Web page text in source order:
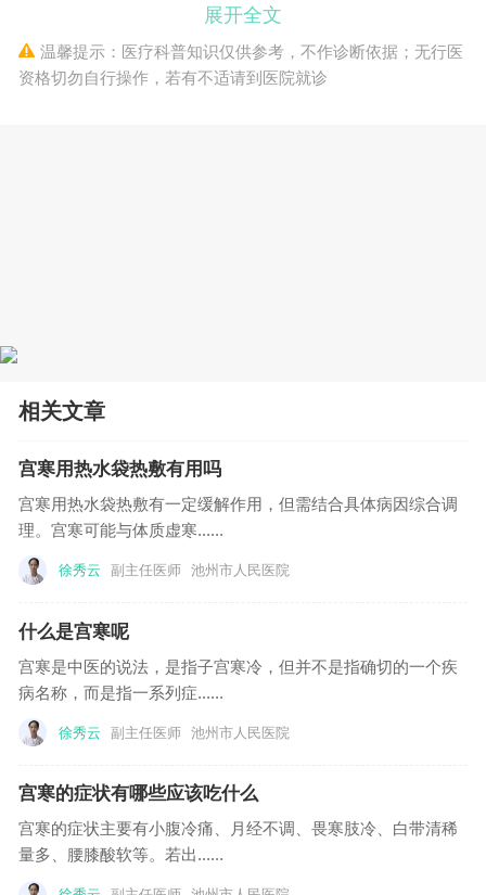
展开全文
温馨提示：医疗科普知识仅供参考，不作诊断依据；无行医
资格切勿自行操作，若有不适请到医院就诊
相关文章
宫寒用热水袋热敷有用吗
宫寒用热水袋热敷有一定缓解作用，但需结合具体病因综合调
理。宫寒可能与体质虚寒......
徐秀云 副主任医师 池州市人民医院
什么是宫寒呢
宫寒是中医的说法，是指子宫寒冷，但并不是指确切的一个疾
病名称，而是指一系列症......
徐秀云 副主任医师 池州市人民医院
宫寒的症状有哪些应该吃什么
宫寒的症状主要有小腹冷痛、月经不调、畏寒肢冷、白带清稀
量多、腰膝酸软等。若出......